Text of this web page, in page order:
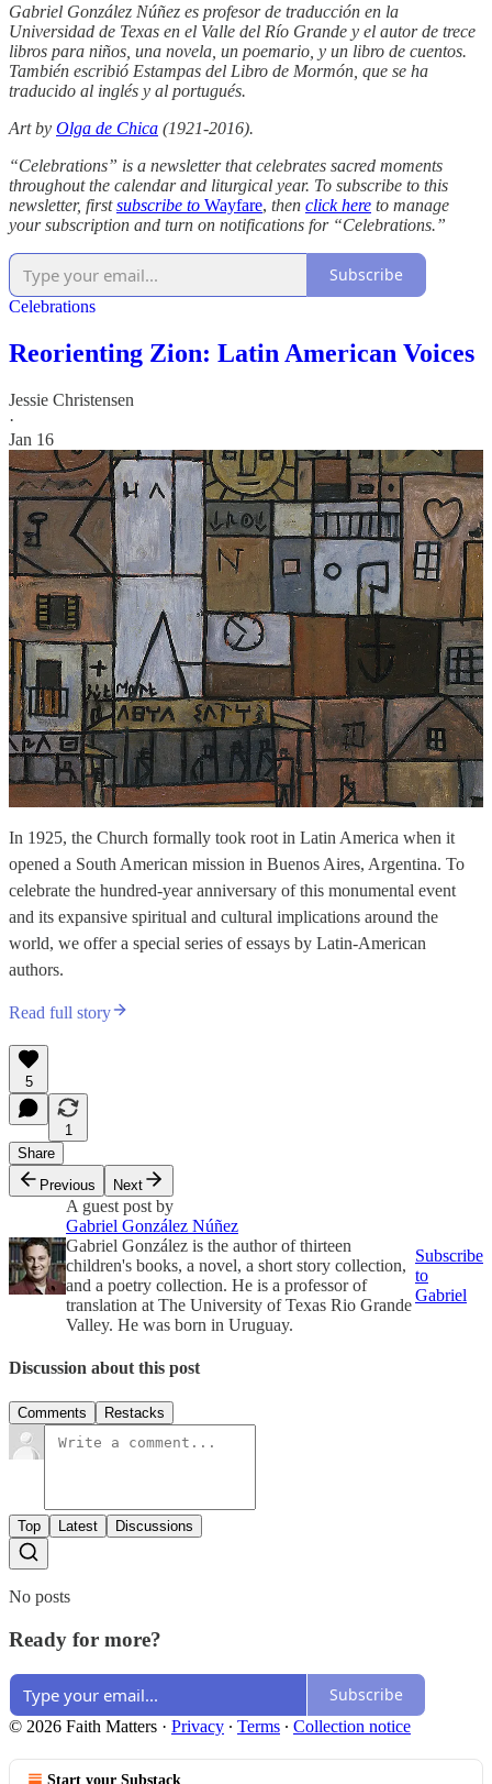
Gabriel González Núñez es profesor de traducción en la
Universidad de Texas en el Valle del Río Grande y el autor de trece
libros para niños, una novela, un poemario, y un libro de cuentos.
También escribió Estampas del Libro de Mormón, que se ha
traducido al inglés y al portugués.
Art by Olga de Chica (1921-2016).
“Celebrations” is a newsletter that celebrates sacred moments
throughout the calendar and liturgical year. To subscribe to this
newsletter, firstsubscribe to Wayfare, then click here to manage
your subscription and turn on notifications for “Celebrations.”
Subscribe
Celebrations
Reorienting Zion: Latin American Voices
Jessie Christensen
·
Jan 16
In 1925, the Church formally took root in Latin America when it
opened a South American mission in Buenos Aires, Argentina. To
celebrate the hundred-year anniversary of this monumental event
and its expansive spiritual and cultural implications around the
world, we offer a special series of essays by Latin-American
authors.
Read full story
5
1
Share
Previous
Next
A guest post by
Gabriel González Núñez
Gabriel González is the author of thirteen
children's books, a novel, a short story collection,
and a poetry collection. He is a professor of
translation at The University of Texas Rio Grande
Valley. He was born in Uruguay.
Subscribe
to
Gabriel
Discussion about this post
Comments Restacks
Top Latest Discussions
No posts
Ready for more?
Subscribe
© 2026 Faith Matters · Privacy ∙ Terms ∙ Collection notice
Start your Substack